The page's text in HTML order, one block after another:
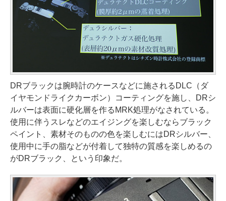
DRブラックは腕時計のケースなどに施されるDLC（ダ
イヤモンドライクカーボン）コーティングを施し、DRシ
ルバーは表面に硬化層を作るMRK処理がなされている。
使用に伴うスレなどのエイジングを楽しむならブラック
ペイント、素材そのものの色を楽しむにはDRシルバー、
使用中に手の脂などが付着して独特の質感を楽しめるの
がDRブラック、という印象だ。